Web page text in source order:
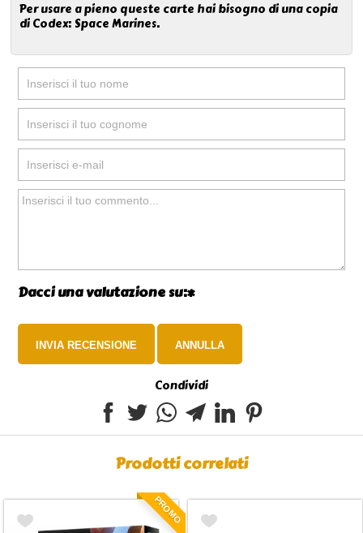
Per usare a pieno queste carte hai bisogno di una copia
di Codex: Space Marines.
Dacci una valutazione su:*
Condividi
Prodotti correlati
PROMO